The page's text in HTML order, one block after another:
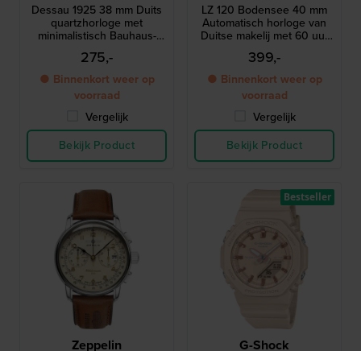
Dessau 1925 38 mm Duits
quartzhorloge met
minimalistisch Bauhaus-
design
275,-
● Binnenkort weer op
voorraad
Vergelijk
Bekijk Product
LZ 120 Bodensee 40 mm
Automatisch horloge van
Duitse makelij met 60 uur
gangreserve
399,-
● Binnenkort weer op
voorraad
Vergelijk
Bekijk Product
Zeppelin G-Shock
Bestseller